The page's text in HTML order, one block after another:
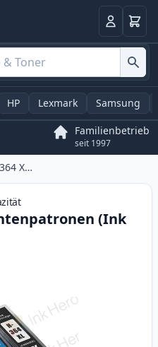
Anmelden
HP Lexmark Samsung
Familienbetrieb
seit 1997
4 stück HP 364 XL Tintenpatronen (Ink Hero)
(Ink